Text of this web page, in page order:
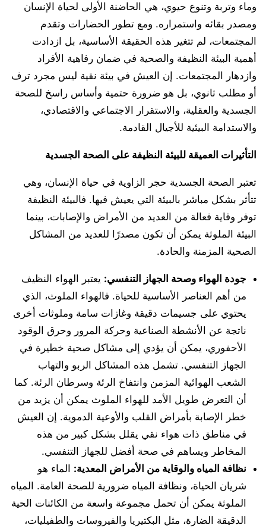
وماء وتربة وتنوع حيوي، هي الحاضنة الأولى لحياة الإنسان
ومصدر بقائه واستمراره. ومع تطور الحضارات وتقدم
المجتمعات، لم تتغير هذه الحقيقة الأساسية، بل ازدادت
أهمية البيئة النظيفة والصحية في ضمان رفاهية الأفراد
وازدهار المجتمعات. إن العيش في بيئة نقية ليس مجرد ترف
أو مطلب ثانوي، بل هو ضرورة حتمية وأساس راسخ للصحة
الجسدية والعقلية، والاستقرار الاجتماعي والاقتصادي،
والاستدامة البيئية للأجيال القادمة.
التأثيرات العميقة للبيئة النظيفة على الصحة الجسدية
تعتبر الصحة الجسدية حجر الزاوية في حياة الإنسان، وهي
تتأثر بشكل مباشر بالبيئة التي يعيش فيها. فالبيئة النظيفة
توفر وقاية فعالة من العديد من الأمراض والإصابات، بينما
البيئة الملوثة يمكن أن تكون مصدرًا للعديد من المشاكل
الصحية المزمنة والحادة.
جودة الهواء وصحة الجهاز التنفسي: يعتبر الهواء النظيف
من أهم العناصر الأساسية للحياة. فالهواء الملوث، الذي
يحتوي على جسيمات دقيقة وغازات سامة وملوثات أخرى
ناتجة عن الأنشطة الصناعية وحركة المرور وحرق الوقود
الأحفوري، يمكن أن يؤدي إلى مشاكل صحية خطيرة في
الجهاز التنفسي. تشمل هذه المشاكل الربو والتهاب
الشعب الهوائية المزمن وانتفاخ الرئة وسرطان الرئة. كما
أن التعرض طويل الأمد للهواء الملوث يمكن أن يزيد من
خطر الإصابة بأمراض القلب والأوعية الدموية. إن العيش
في مناطق ذات هواء نقي يقلل بشكل كبير من هذه
المخاطر ويساهم في صحة أفضل للجهاز التنفسي.
نظافة المياه والوقاية من الأمراض المعدية: الماء هو
شريان الحياة، ونظافة المياه ضرورية للصحة العامة. المياه
الملوثة يمكن أن تحمل مجموعة واسعة من الكائنات الحية
الدقيقة الضارة، مثل البكتيريا والفيروسات والطفيليات،